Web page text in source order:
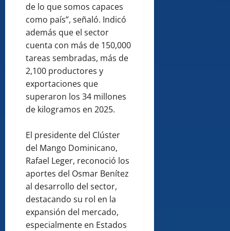
de lo que somos capaces
como país”, señaló. Indicó
además que el sector
cuenta con más de 150,000
tareas sembradas, más de
2,100 productores y
exportaciones que
superaron los 34 millones
de kilogramos en 2025.
El presidente del Clúster
del Mango Dominicano,
Rafael Leger, reconoció los
aportes del Osmar Benítez
al desarrollo del sector,
destacando su rol en la
expansión del mercado,
especialmente en Estados